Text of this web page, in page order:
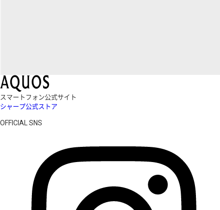
スマートフォン公式サイト
シャープ公式ストア
OFFICIAL SNS